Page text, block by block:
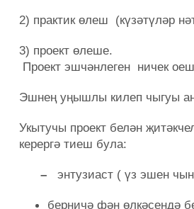
2) практик өлеш (күзәтүләр
3) проект өлеше.
Проект эшчәнлеген ничек
Эшнең уңышлы килеп чыгуы
Укытучы проект белән
керергә тиеш була:
– энтузиаст ( үз эшен
берничә фән өлкәсендә